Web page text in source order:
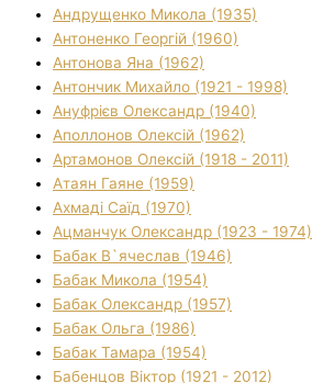
Андрущенко Микола (1935)
Антоненко Георгій (1960)
Антонова Яна (1962)
Антончик Михайло (1921 - 1998)
Ануфрієв Олександр (1940)
Аполлонов Олексій (1962)
Артамонов Олексій (1918 - 2011)
Атаян Гаяне (1959)
Ахмаді Саїд (1970)
Ацманчук Олександр (1923 - 1974)
Бабак В`ячеслав (1946)
Бабак Микола (1954)
Бабак Олександр (1957)
Бабак Ольга (1986)
Бабак Тамара (1954)
Бабенцов Віктор (1921 - 2012)